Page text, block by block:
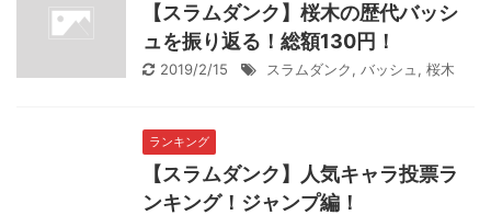
【スラムダンク】桜木の歴代バッシ
ュを振り返る！総額130円！
2019/2/15 スラムダンク, バッシュ , 桜木
ランキング
【スラムダンク】人気キャラ投票ラ
ンキング！ジャンプ編！